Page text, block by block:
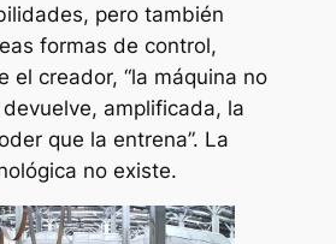
pero también
formas de control,
el creador, “la máquina no
amplificada, la
que la entrena”. La
no existe.